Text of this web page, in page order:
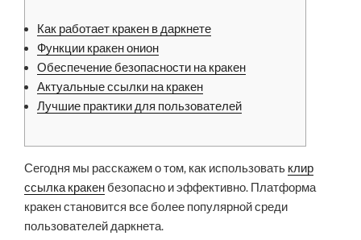
Как работает кракен в даркнете
Функции кракен онион
Обеспечение безопасности на кракен
Актуальные ссылки на кракен
Лучшие практики для пользователей
Сегодня мы расскажем о том, как использовать клир
ссылка кракен безопасно и эффективно. Платформа
кракен становится все более популярной среди
пользователей даркнета.